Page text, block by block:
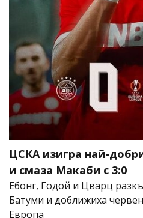
ЦСКА изигра най-
и смаза Макаби с 3:0
Ебонг, Годой и Цварц
Батуми и доближиха
Европа